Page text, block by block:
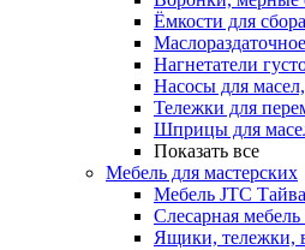
Ёмкости для
Нагнетатели
Насосы для
Тележки для
Шприцы для
Показать все
Мебель для мастерских
Мебель JTC
Слесарная мебель
Ящики, тележки,